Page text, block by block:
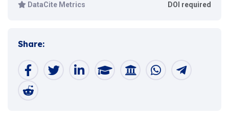
DataCite Metrics DOI required
Share: